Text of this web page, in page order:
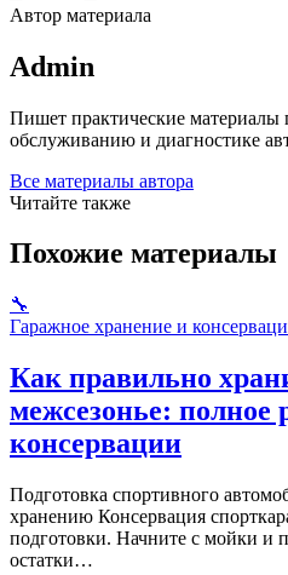
Автор материала
Admin
Пишет практические материалы
обслуживанию и диагностике
Все материалы автора
Читайте также
Похожие материалы
🔧
Гаражное хранение и
Как правильно
межсезонье: полное
консервации
Подготовка спортивного
хранению Консервация
подготовки. Начните с мойки и
остатки…